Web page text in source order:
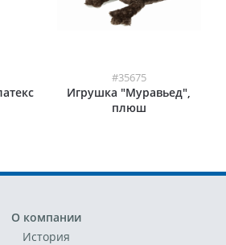
#35675
Игрушка "Муравьед",
плюш
О компании
История